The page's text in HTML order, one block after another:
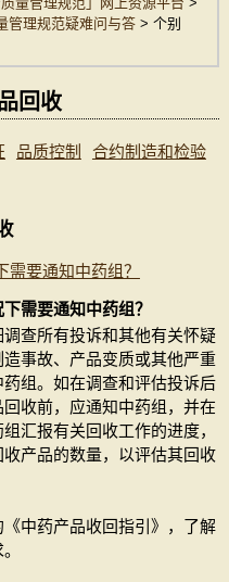
管理规范疑难问与答> 个别
回收
品质控制
合约制造和检验
要通知中药组？
需要通知中药组？
查所有投诉和其他有关怀疑
事故、产品变质或其他严重
组。如在调查和评估投诉后
收前，应通知中药组，并在
汇报有关回收工作的进度，
产品的数量，以评估其回收
中药产品收回指引》，了解